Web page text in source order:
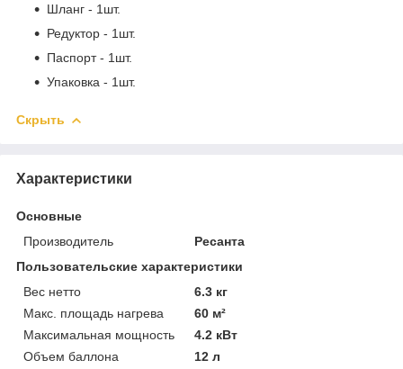
Шланг - 1шт.
Редуктор - 1шт.
Паспорт - 1шт.
Упаковка - 1шт.
Скрыть
Характеристики
Основные
Производитель
Ресанта
Пользовательские характеристики
Вес нетто
6.3 кг
Макс. площадь нагрева
60 м²
Максимальная мощность
4.2 кВт
Объем баллона
12 л